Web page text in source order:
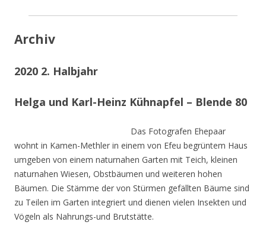
Archiv
2020 2. Halbjahr
Helga und Karl-Heinz Kühnapfel – Blende 80
Das Fotografen Ehepaar
wohnt in Kamen-Methler in einem von Efeu begrüntem Haus
umgeben von einem naturnahen Garten mit Teich, kleinen
naturnahen Wiesen, Obstbäumen und weiteren hohen
Bäumen. Die Stämme der von Stürmen gefällten Bäume sind
zu Teilen im Garten integriert und dienen vielen Insekten und
Vögeln als Nahrungs-und Brutstätte.